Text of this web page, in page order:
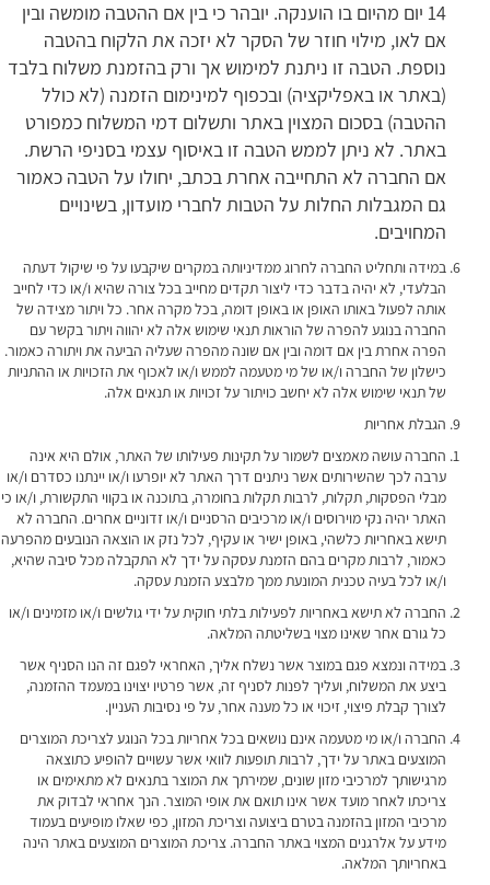
14 יום מהיום בו הוענקה. יובהר כי בין אם ההטבה מומשה ובין
אם לאו, מילוי חוזר של הסקר לא יזכה את הלקוח בהטבה
נוספת. הטבה זו ניתנת למימוש אך ורק בהזמנת משלוח בלבד
(באתר או באפליקציה) ובכפוף למינימום הזמנה (לא כולל
ההטבה) בסכום המצוין באתר ותשלום דמי המשלוח כמפורט
באתר. לא ניתן לממש הטבה זו באיסוף עצמי בסניפי הרשת.
אם החברה לא התחייבה אחרת בכתב, יחולו על הטבה כאמור
גם המגבלות החלות על הטבות לחברי מועדון, בשינויים
המחויבים.
במידה ותחליט החברה לחרוג ממדיניותה במקרים שיקבעו על פי שיקול דעתה
הבלעדי, לא יהיה בדבר כדי ליצור תקדים מחייב בכל צורה שהיא ו/או כדי לחייב
אותה לפעול באותו האופן או באופן דומה, בכל מקרה אחר. כל ויתור מצידה של
החברה בנוגע להפרה של הוראות תנאי שימוש אלה לא יהווה ויתור בקשר עם
הפרה אחרת בין אם דומה ובין אם שונה מהפרה שעליה הביעה את ויתורה כאמור.
כישלון של החברה ו/או של מי מטעמה לממש ו/או לאכוף את הזכויות או ההתניות
של תנאי שימוש אלה לא יחשב כויתור על זכויות או תנאים אלה.
הגבלת אחריות
החברה עושה מאמצים לשמור על תקינות פעילותו של האתר, אולם היא אינה
ערבה לכך שהשירותים אשר ניתנים דרך האתר לא יופרעו ו/או יינתנו כסדרם ו/או
מבלי הפסקות, תקלות, לרבות תקלות בחומרה, בתוכנה או בקווי התקשורת, ו/או כי
האתר יהיה נקי מוירוסים ו/או מרכיבים הרסניים ו/או זדוניים אחרים. החברה לא
תישא באחריות כלשהי, באופן ישיר או עקיף, לכל נזק או הוצאה הנובעים מהפרעה
כאמור, לרבות מקרים בהם הזמנת עסקה על ידך לא התקבלה מכל סיבה שהיא,
ו/או לכל בעיה טכנית המונעת ממך מלבצע הזמנת עסקה.
החברה לא תישא באחריות לפעילות בלתי חוקית על ידי גולשים ו/או מזמינים ו/או
כל גורם אחר שאינו מצוי בשליטתה המלאה.
במידה ונמצא פגם במוצר אשר נשלח אליך, האחראי לפגם זה הנו הסניף אשר
ביצע את המשלוח, ועליך לפנות לסניף זה, אשר פרטיו יצוינו במעמד ההזמנה,
לצורך קבלת פיצוי, זיכוי או כל מענה אחר, על פי נסיבות העניין.
החברה ו/או מי מטעמה אינם נושאים בכל אחריות בכל הנוגע לצריכת המוצרים
המוצעים באתר על ידך, לרבות תופעות לוואי אשר עשויים להופיע כתוצאה
מרגישותך למרכיבי מזון שונים, שמירתך את המוצר בתנאים לא מתאימים או
צריכתו לאחר מועד אשר אינו תואם את אופי המוצר. הנך אחראי לבדוק את
מרכיבי המזון בהזמנה בטרם ביצועה וצריכת המזון, כפי שאלו מופיעים בעמוד
מידע על אלרגנים המצוי באתר החברה. צריכת המוצרים המוצעים באתר הינה
באחריותך המלאה.